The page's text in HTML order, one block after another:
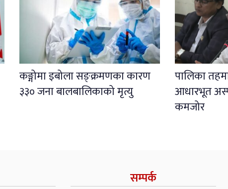
कङ्गोमा इबोला सङ्क्रमणका कारण
३३० जना बालबालिकाको मृत्यु
पालिका
आधारभूत
कमजोर
सम्पर्क